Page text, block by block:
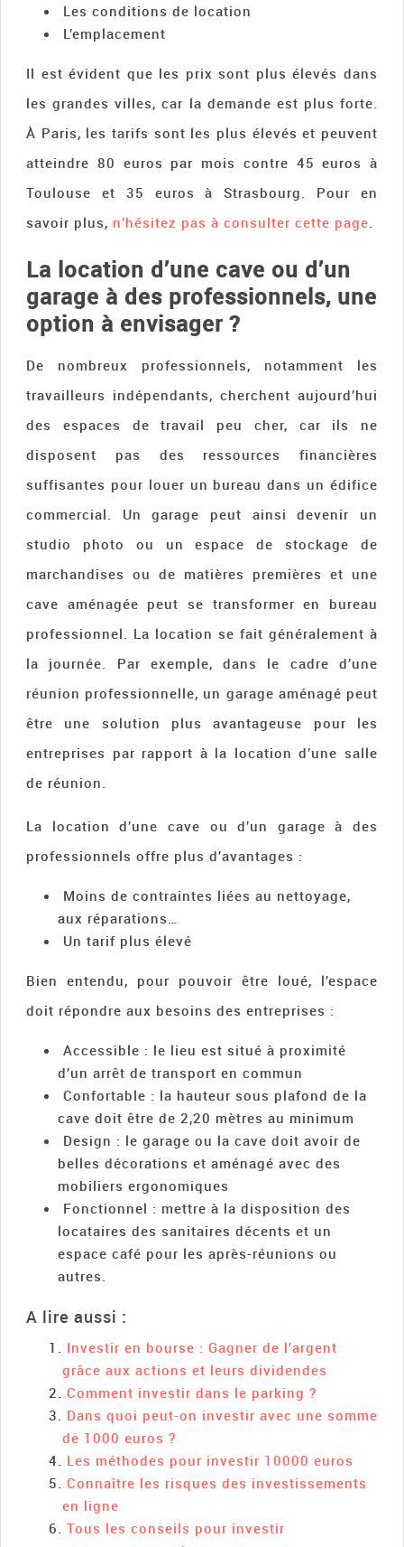
Les conditions de location
L’emplacement
Il est évident que les prix sont plus élevés dans
les grandes villes, car la demande est plus forte.
À Paris, les tarifs sont les plus élevés et peuvent
atteindre 80 euros par mois contre 45 euros à
Toulouse et 35 euros à Strasbourg. Pour en
savoir plus, n’hésitez pas à consulter cette page
La location d’une cave ou d’un
garage à des professionnels, une
option à envisager ?
De nombreux professionnels, notamment les
travailleurs indépendants, cherchent aujourd’hui
des espaces de travail peu cher, car ils ne
disposent pas des ressources financières
suffisantes pour louer un bureau dans un édifice
commercial. Un garage peut ainsi devenir un
studio photo ou un espace de stockage de
marchandises ou de matières premières et une
cave aménagée peut se transformer en bureau
professionnel. La location se fait généralement à
la journée. Par exemple, dans le cadre d’une
réunion professionnelle, un garage aménagé peut
être une solution plus avantageuse pour les
entreprises par rapport à la location d’une salle
de réunion.
La location d’une cave ou d’un garage à des
professionnels offre plus d’avantages :
Moins de contraintes liées au nettoyage,
aux réparations…
Un tarif plus élevé
Bien entendu, pour pouvoir être loué, l’espace
doit répondre aux besoins des entreprises :
Accessible : le lieu est situé à proximité
d’un arrêt de transport en commun
Confortable : la hauteur sous plafond de la
cave doit être de 2,20 mètres au minimum
Design : le garage ou la cave doit avoir de
belles décorations et aménagé avec des
mobiliers ergonomiques
Fonctionnel : mettre à la disposition des
locataires des sanitaires décents et un
espace café pour les après-réunions ou
autres.
A lire aussi :
Investir en bourse : Gagner de l’argent
grâce aux actions et leurs dividendes
Comment investir dans le parking ?
Dans quoi peut-on investir avec une somme
de 1000 euros ?
Les méthodes pour investir 10000 euros
Connaître les risques des investissements
en ligne
Tous les conseils pour investir